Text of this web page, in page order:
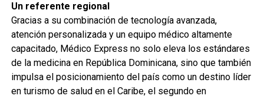
Un referente regional
Gracias a su combinación de tecnología avanzada,
atención personalizada y un equipo médico altamente
capacitado, Médico Express no solo eleva los estándares
de la medicina en República Dominicana, sino que también
impulsa el posicionamiento del país como un destino líder
en turismo de salud en el Caribe, el segundo en